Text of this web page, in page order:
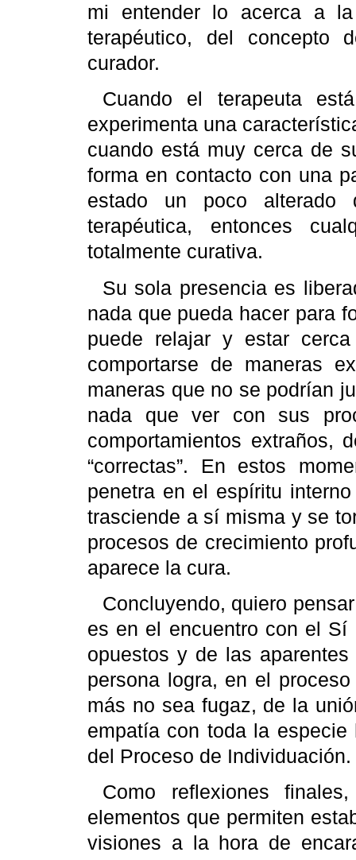
mi entender lo acerca a
terapéutico, del concepto
curador.
Cuando el terapeuta
experimenta una
cuando está muy cerca de
forma en contacto con una
estado un poco alterado
terapéutica, entonces
totalmente curativa.
Su sola presencia es
nada que pueda hacer para
puede relajar y estar
comportarse de maneras
maneras que no se podrían
nada que ver con sus
comportamientos extraños,
“correctas”. En estos
penetra en el espíritu
trasciende a sí misma y se
procesos de crecimiento
aparece la cura.
Concluyendo, quiero
es en el encuentro con el
opuestos y de las
persona logra, en el
más no sea fugaz, de la
empatía con toda la
del Proceso de Individuación.
Como reflexiones
elementos que permiten
visiones a la hora de